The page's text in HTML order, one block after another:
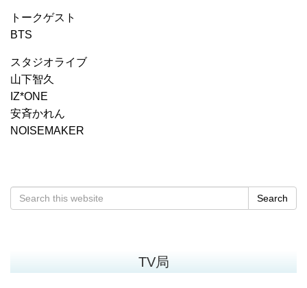
トークゲスト
BTS
スタジオライブ
山下智久
IZ*ONE
安斉かれん
NOISEMAKER
Search
TV局